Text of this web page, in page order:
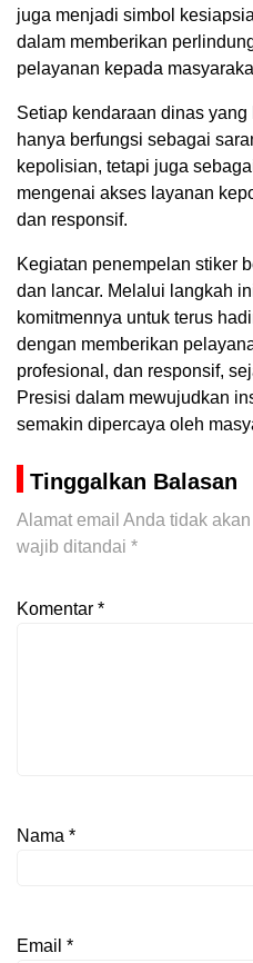
juga menjadi simbol
dalam memberikan
pelayanan kepada
Setiap kendaraan dinas
hanya berfungsi sebagai
kepolisian, tetapi juga
mengenai akses layanan
dan responsif.
Kegiatan penempelan stiker
dan lancar. Melalui langkah
komitmennya untuk terus
dengan memberikan
profesional, dan responsif,
Presisi dalam mewujudkan
semakin dipercaya oleh
Tinggalkan Balasan
Alamat email Anda tidak
wajib ditandai *
Komentar *
Nama *
Email *